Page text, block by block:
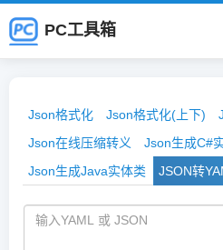
PC工具箱
Json格式化 Json格式化(上下)
Json在线压缩转义
Json生成C#
Json生成Java实体类
JSON转